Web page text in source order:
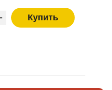
Купить